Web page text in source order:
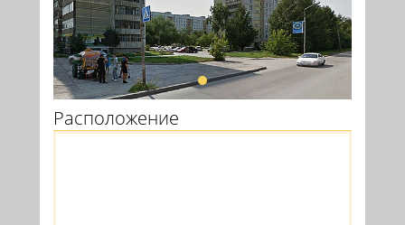
Расположение